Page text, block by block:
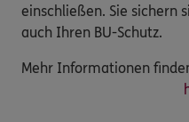
einschließen. Sie sichern
auch Ihren BU-Schutz.
Mehr Informationen